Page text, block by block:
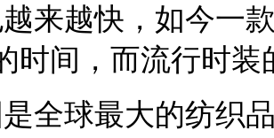
来越快，如今一
时间，而流行时
球最大的纺织品